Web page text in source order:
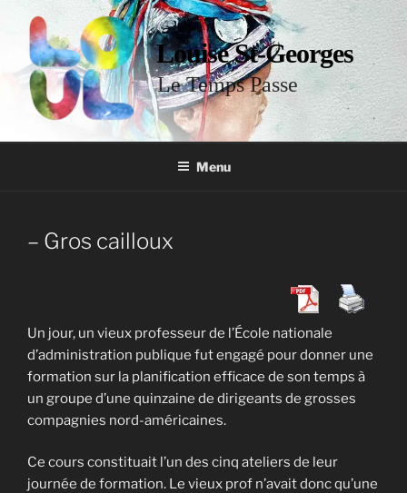
Louise St-Georges
Le Temps Passe
Menu
– Gros cailloux
Un jour, un vieux professeur de l’École nationale
d’administration publique fut engagé pour donner une
formation sur la planification efficace de son temps à
un groupe d’une quinzaine de dirigeants de grosses
compagnies nord-américaines.
Ce cours constituait l’un des cinq ateliers de leur
journée de formation. Le vieux prof n’avait donc qu’une